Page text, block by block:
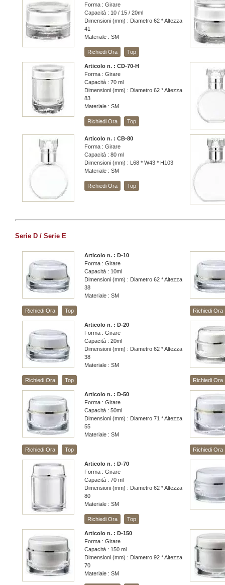
Forma : Girare
Capacità : 10 / 15 / 20ml
Dimensioni (mm) : Diametro 62 * Altezza
41
Materiale : SM
Richiedi Ora Top
Articolo n. : CD-70-H
Forma : Girare
Capacità : 70 ml
Dimensioni (mm) : Diametro 62 * Altezza
83
Materiale : SM
Richiedi Ora Top
Articolo n. : CB-80
Forma : Girare
Capacità : 80 ml
Dimensioni (mm) : L68 * W43 * H103
Materiale : SM
Richiedi Ora Top
Serie D / Serie E
Articolo n. : D-10
Forma : Girare
Capacità : 10ml
Dimensioni (mm) : Diametro 62 * Altezza
38
Materiale : SM
Richiedi Ora Top Richiedi Ora
Articolo n. : D-20
Forma : Girare
Capacità : 20ml
Dimensioni (mm) : Diametro 62 * Altezza
38
Materiale : SM
Richiedi Ora Top Richiedi Ora
Articolo n. : D-50
Forma : Girare
Capacità : 50ml
Dimensioni (mm) : Diametro 71 * Altezza
55
Materiale : SM
Richiedi Ora Top Richiedi Ora
Articolo n. : D-70
Forma : Girare
Capacità : 70 ml
Dimensioni (mm) : Diametro 62 * Altezza
80
Materiale : SM
Richiedi Ora Top
Articolo n. : D-150
Forma : Girare
Capacità : 150 ml
Dimensioni (mm) : Diametro 92 * Altezza
70
Materiale : SM